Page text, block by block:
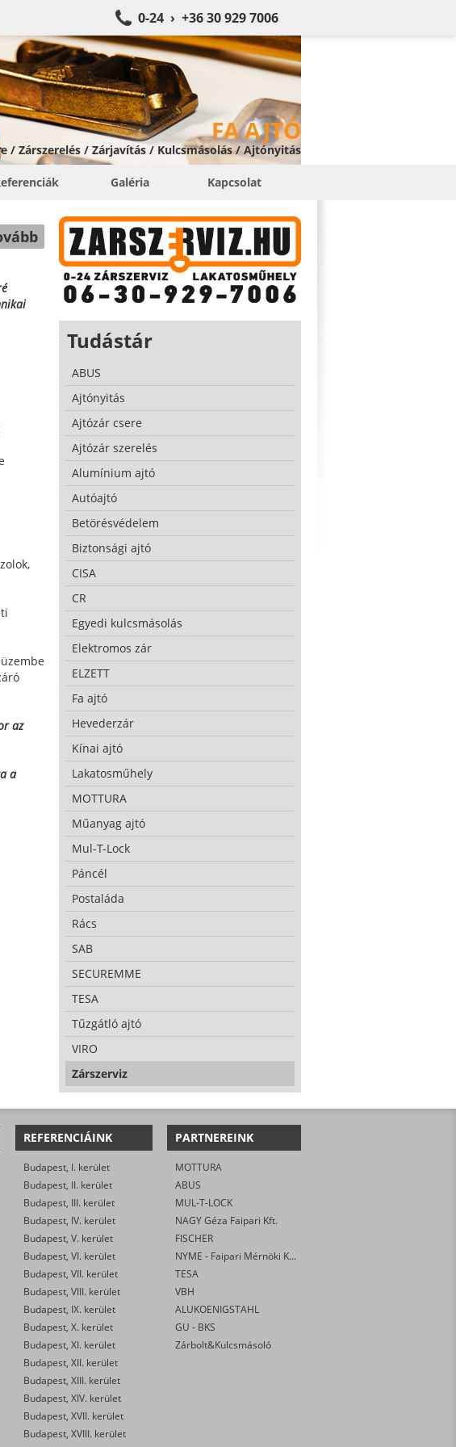
0-24 › +36 30 929 7006
FA AJTÓ
/ Zárszerelés / Zárjavítás / Kulcsmásolás / Ajtónyitás
Galéria Kapcsolat
az
a
Tudástár
ABUS
Ajtónyitás
Ajtózár csere
Ajtózár szerelés
Alumínium ajtó
Autóajtó
Betörésvédelem
Biztonsági ajtó
CISA
CR
Egyedi kulcsmásolás
Elektromos zár
ELZETT
Fa ajtó
Hevederzár
Kínai ajtó
Lakatosműhely
MOTTURA
Műanyag ajtó
Mul-T-Lock
Páncél
Postaláda
Rács
SAB
SECUREMME
TESA
Tűzgátló ajtó
VIRO
Zárszerviz
REFERENCIÁINK
Budapest, I. kerület
Budapest, II. kerület
Budapest, III. kerület
Budapest, IV. kerület
Budapest, V. kerület
Budapest, VI. kerület
Budapest, VII. kerület
Budapest, VIII. kerület
Budapest, IX. kerület
Budapest, X. kerület
Budapest, XI. kerület
Budapest, XII. kerület
Budapest, XIII. kerület
Budapest, XIV. kerület
Budapest, XVII. kerület
Budapest, XVIII. kerület
PARTNEREINK
MOTTURA
ABUS
MUL-T-LOCK
NAGY Géza Faipari Kft.
FISCHER
NYME - Faipari Mérnöki Kar
TESA
VBH
ALUKOENIGSTAHL
GU - BKS
Zárbolt&Kulcsmásoló